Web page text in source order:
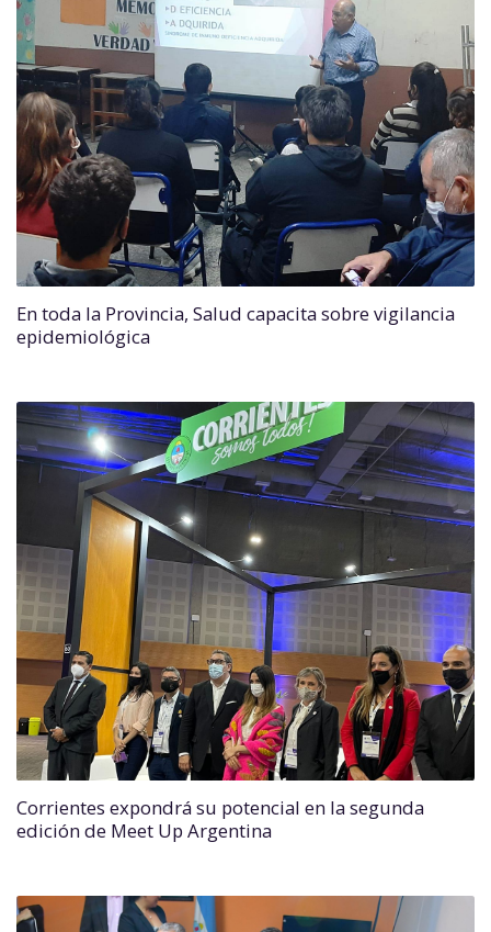
En toda la Provincia, Salud capacita sobre vigilancia
epidemiológica
Corrientes expondrá su potencial en la segunda
edición de Meet Up Argentina